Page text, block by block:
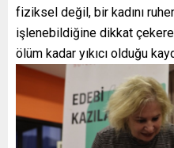
fiziksel değil, bir kadını
işlenebildiğine dikkat
ölüm kadar yıkıcı olduğu